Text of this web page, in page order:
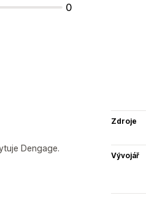
0
Dengage.
Zdroje
Vývojář